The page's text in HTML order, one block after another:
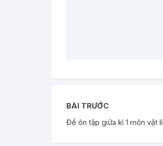
BÀI TRƯỚC
Đề ôn tập giữa kì 1 môn vật lí